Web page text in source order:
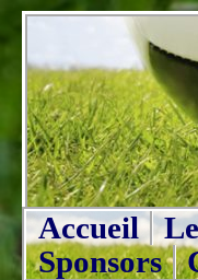
Accueil
Sponsors